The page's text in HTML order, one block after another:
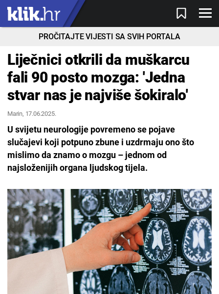
PROČITAJTE VIJESTI SA SVIH PORTALA
Liječnici otkrili da muškarcu
fali 90 posto mozga: 'Jedna
stvar nas je najviše šokiralo'
Marin, 17.06.2025.
U svijetu neurologije povremeno se pojave
slučajevi koji potpuno zbune i uzdrmaju ono što
mislimo da znamo o mozgu – jednom od
najsloženijih organa ljudskog tijela.